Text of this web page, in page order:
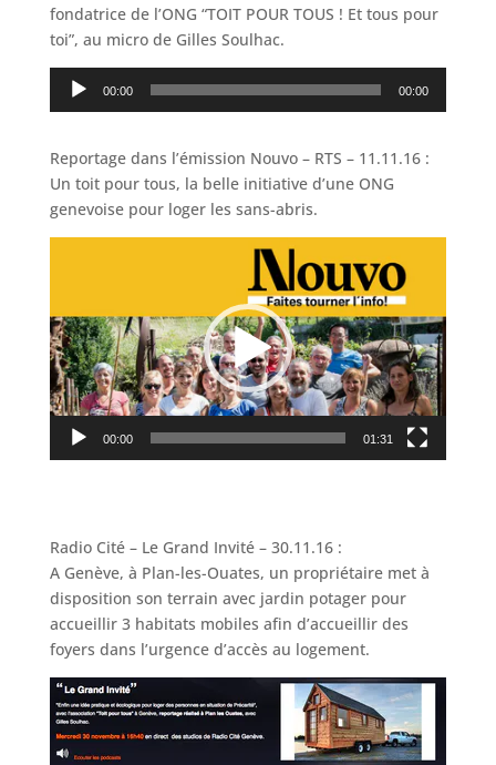
fondatrice de l’ONG “TOIT POUR TOUS ! Et tous pour
toi”, au micro de Gilles Soulhac.
Lecteur
audio
00:00 00:00
Reportage dans l’émission Nouvo – RTS – 11.11.16 :
Un toit pour tous, la belle initiative d’une ONG
genevoise pour loger les sans-abris.
00:00 01:31
Radio Cité – Le Grand Invité – 30.11.16 :
A Genève, à Plan-les-Ouates, un propriétaire met à
disposition son terrain avec jardin potager pour
accueillir 3 habitats mobiles afin d’accueillir des
foyers dans l’urgence d’accès au logement.